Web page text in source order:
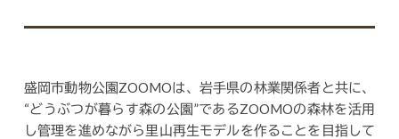
盛岡市動物公園ZOOMOは、岩手県の林業関係者と共に、
“どうぶつが暮らす森の公園”であるZOOMOの森林を活用
し管理を進めながら里山再生モデルを作ることを目指して